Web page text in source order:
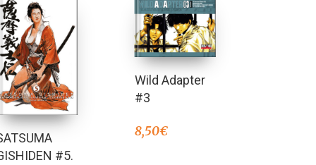
#5.
Wild Adapter
#3
8,50€